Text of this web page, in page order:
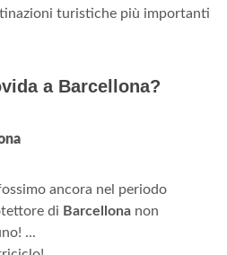
turistiche più importanti
a Barcellona?
ancora nel periodo
di Barcellona non
...